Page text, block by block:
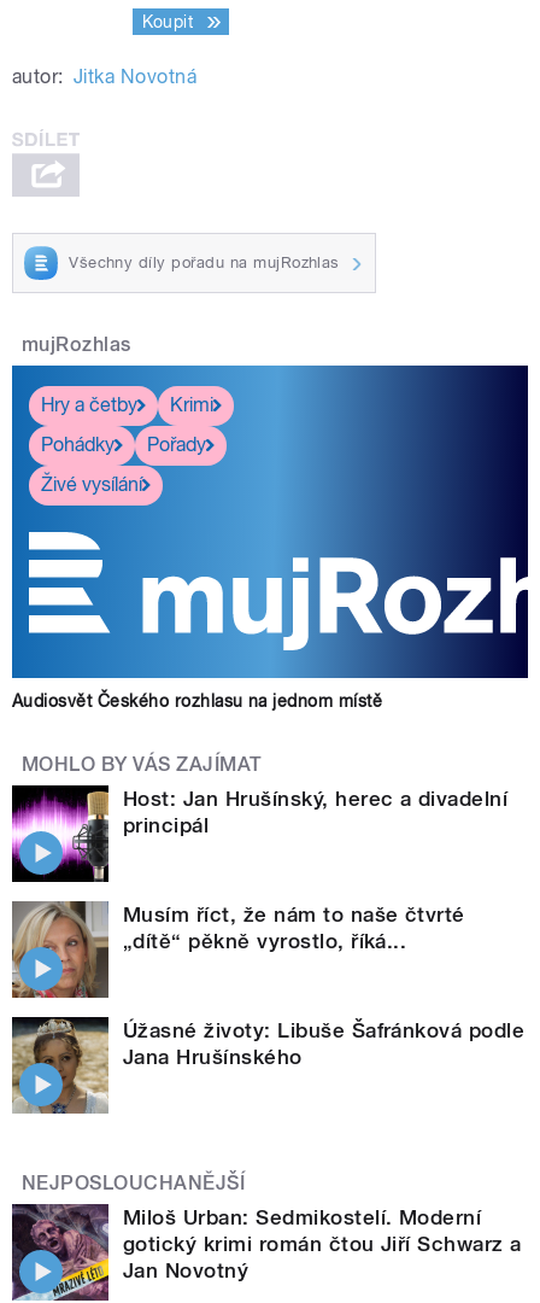
Koupit
autor: Jitka Novotná
Všechny díly pořadu na mujRozhlas
mujRozhlas
Hry a četby
Krimi
Pohádky
Pořady
Živé vysílání
Audiosvět Českého rozhlasu na jednom místě
MOHLO BY VÁS ZAJÍMAT
Host: Jan Hrušínský, herec a divadelní
principál
Musím říct, že nám to naše čtvrté
„dítě“ pěkně vyrostlo, říká...
Úžasné životy: Libuše Šafránková podle
Jana Hrušínského
NEJPOSLOUCHANĚJŠÍ
Miloš Urban: Sedmikostelí. Moderní
gotický krimi román čtou Jiří Schwarz a
Jan Novotný